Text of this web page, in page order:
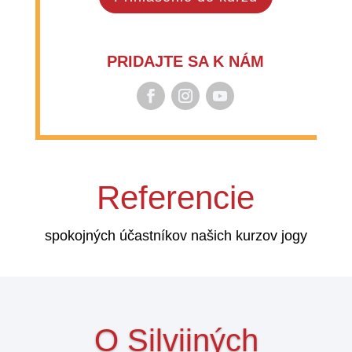
PRIDAJTE SA K NÁM
Referencie
spokojných účastníkov našich kurzov jogy
O Silviiných